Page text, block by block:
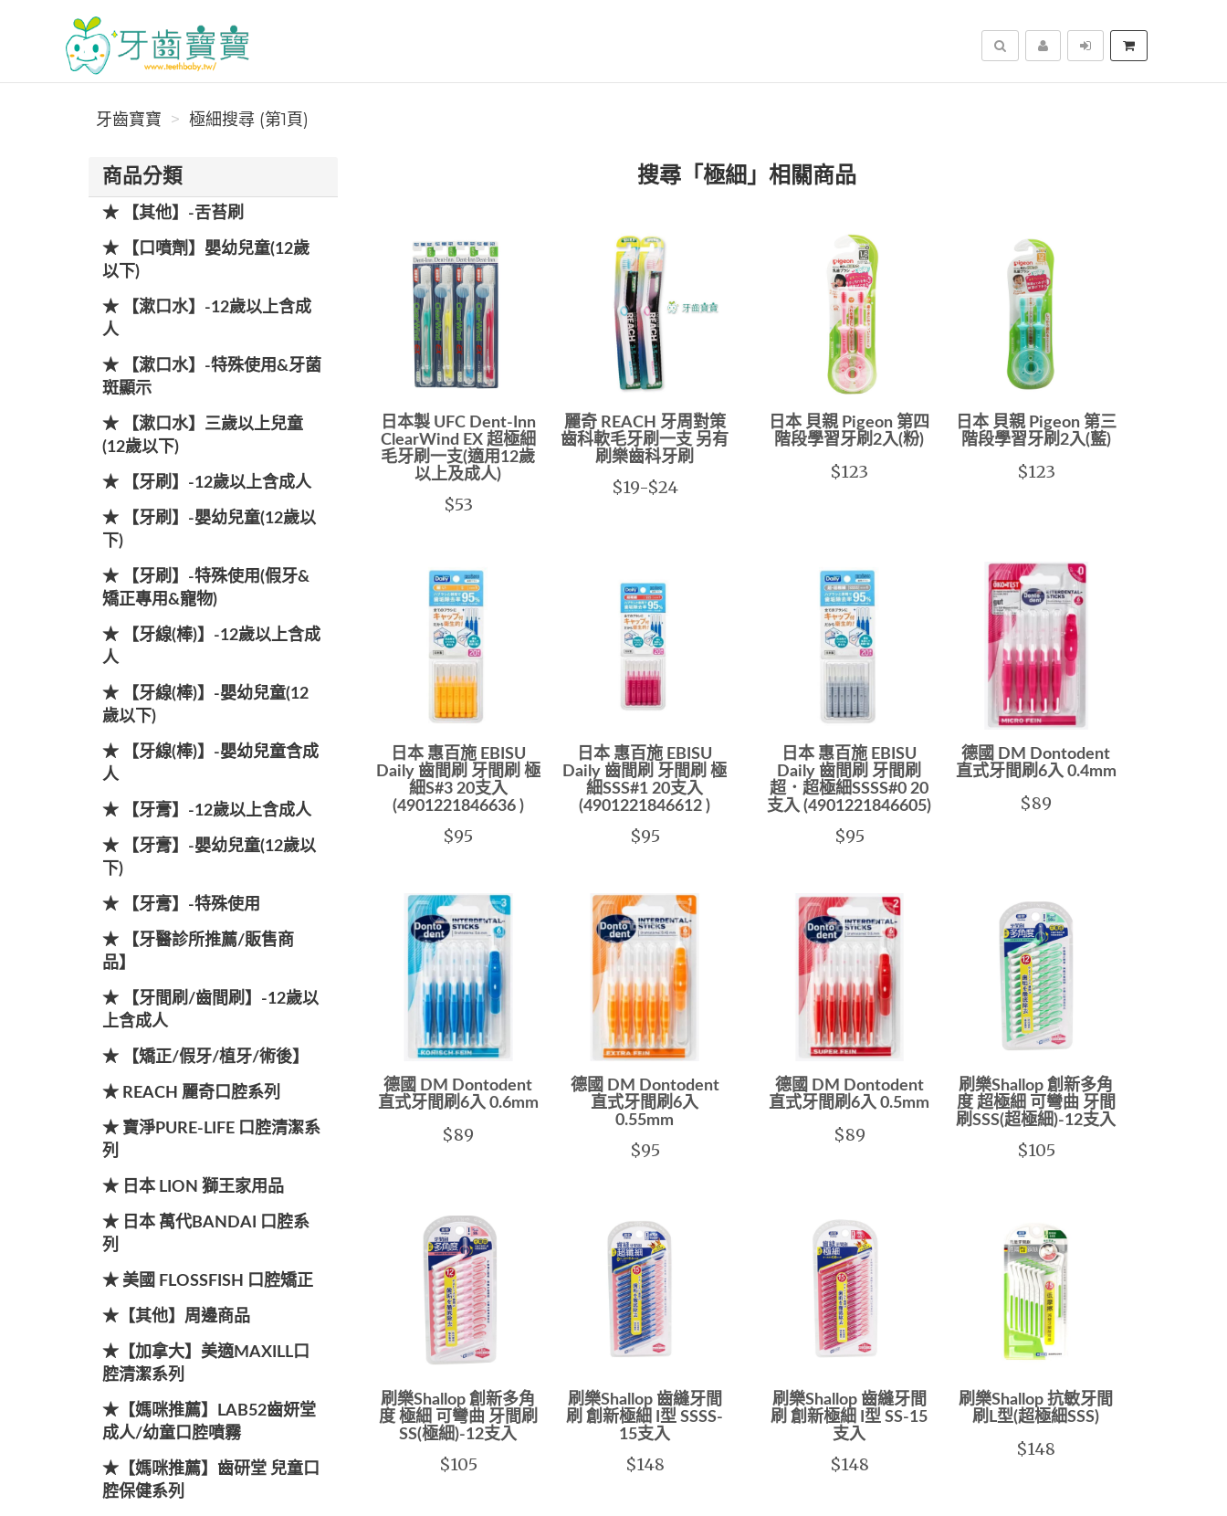
牙齒寶寶
搜尋
牙齒寶寶 極細搜尋 (第1頁)
商品分類
★ 【其他】-舌苔刷
★ 【口噴劑】嬰幼兒童(12歲
以下)
★ 【漱口水】-12歲以上含成
人
★ 【漱口水】-特殊使用&牙菌
斑顯示
★ 【漱口水】三歲以上兒童
(12歲以下)
★ 【牙刷】-12歲以上含成人
★ 【牙刷】-嬰幼兒童(12歲以
下)
★ 【牙刷】-特殊使用(假牙&
矯正專用&寵物)
★ 【牙線(棒)】-12歲以上含成
人
★ 【牙線(棒)】-嬰幼兒童(12
歲以下)
★ 【牙線(棒)】-嬰幼兒童含成
人
★ 【牙膏】-12歲以上含成人
★ 【牙膏】-嬰幼兒童(12歲以
下)
★ 【牙膏】-特殊使用
★ 【牙醫診所推薦/販售商
品】
★ 【牙間刷/齒間刷】-12歲以
上含成人
★ 【矯正/假牙/植牙/術後】
★ REACH 麗奇口腔系列
★ 寶淨PURE-LIFE 口腔清潔系
列
★ 日本 LION 獅王家用品
★ 日本 萬代BANDAI 口腔系
列
★ 美國 FLOSSFISH 口腔矯正
★【其他】周邊商品
★【加拿大】美適MAXILL口
腔清潔系列
★【媽咪推薦】LAB52齒妍堂
成人/幼童口腔噴霧
★【媽咪推薦】齒研堂 兒童口
腔保健系列
搜尋「極細」相關商品
日本製 UFC Dent-Inn
ClearWind EX 超極細
毛牙刷一支(適用12歲
以上及成人)
$53
麗奇 REACH 牙周對策
齒科軟毛牙刷一支 另有
刷樂齒科牙刷
$19-$24
日本 貝親 Pigeon 第四
階段學習牙刷2入(粉)
$123
日本 貝親 Pigeon 第三
階段學習牙刷2入(藍)
$123
日本 惠百施 EBISU
Daily 齒間刷 牙間刷 極
細S#3 20支入
(4901221846636 )
$95
日本 惠百施 EBISU
Daily 齒間刷 牙間刷 極
細SSS#1 20支入
(4901221846612 )
$95
日本 惠百施 EBISU
Daily 齒間刷 牙間刷
超．超極細SSSS#0 20
支入 (4901221846605)
$95
德國 DM Dontodent
直式牙間刷6入 0.4mm
$89
德國 DM Dontodent
直式牙間刷6入 0.6mm
$89
德國 DM Dontodent
直式牙間刷6入
0.55mm
$95
德國 DM Dontodent
直式牙間刷6入 0.5mm
$89
刷樂Shallop 創新多角
度 超極細 可彎曲 牙間
刷SSS(超極細)-12支入
$105
刷樂Shallop 創新多角
度 極細 可彎曲 牙間刷
SS(極細)-12支入
$105
刷樂Shallop 齒縫牙間
刷 創新極細 I型 SSSS-
15支入
$148
刷樂Shallop 齒縫牙間
刷 創新極細 I型 SS-15
支入
$148
刷樂Shallop 抗敏牙間
刷L型(超極細SSS)
$148